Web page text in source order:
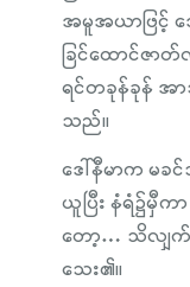
အမူအယာဖြင့် ဒေ
ခြင်ထောင်ဇ
ရင်တခုန်ခုန် အာ
သည်။
ဒေါ်နီမာက မ
ယူပြီး နံရံ၌မှီက
တော့… သိလျှက်
သေး၏။